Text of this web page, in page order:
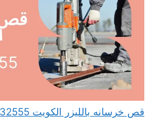
قص خرسانه بالليزر الكويت 65932555 فتح كور تكييف